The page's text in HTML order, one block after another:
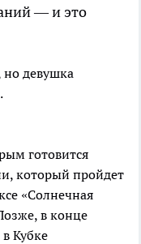
— и это
но девушка
готовится
который пройдет
«Солнечная
в конце
Кубке